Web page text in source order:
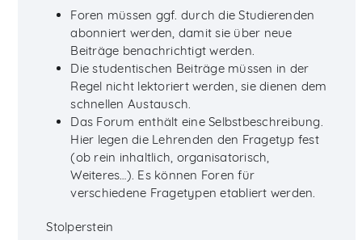
Foren müssen ggf. durch die Studierenden
abonniert werden, damit sie über neue
Beiträge benachrichtigt werden.
Die studentischen Beiträge müssen in der
Regel nicht lektoriert werden, sie dienen dem
schnellen Austausch.
Das Forum enthält eine Selbstbeschreibung.
Hier legen die Lehrenden den Fragetyp fest
(ob rein inhaltlich, organisatorisch,
Weiteres…). Es können Foren für
verschiedene Fragetypen etabliert werden.
Stolperstein